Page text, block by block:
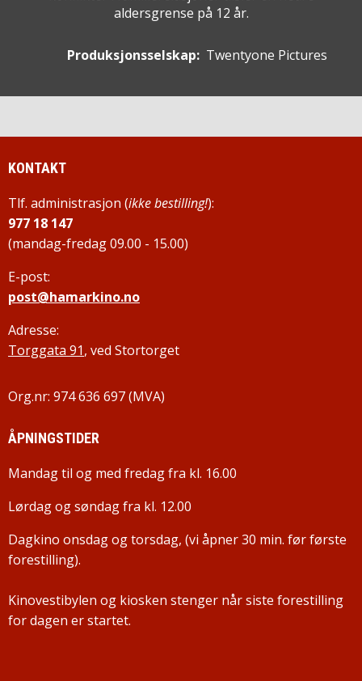
aldersgrense på 12 år.
Produksjonsselskap: Twentyone Pictures
KONTAKT
Tlf. administrasjon (ikke bestilling!):
977 18 147
(mandag-fredag 09.00 - 15.00)
E-post:
post@hamarkino.no
Adresse:
Torggata 91, ved Stortorget
Org.nr: 974 636 697 (MVA)
ÅPNINGSTIDER
Mandag til og med fredag fra kl. 16.00
Lørdag og søndag fra kl. 12.00
Dagkino onsdag og torsdag, (vi åpner 30 min. før første
forestilling).
Kinovestibylen og kiosken stenger når siste forestilling
for dagen er startet.